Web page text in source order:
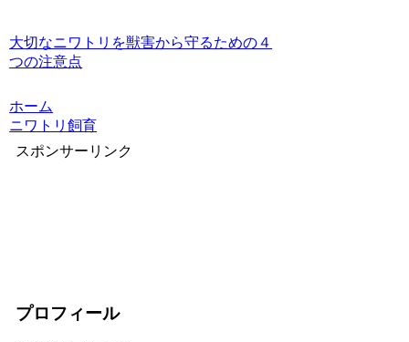
大切なニワトリを獣害から守るための４
つの注意点
ホーム
ニワトリ飼育
スポンサーリンク
プロフィール